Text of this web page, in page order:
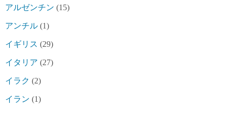
アルゼンチン (15)
アンチル (1)
イギリス (29)
イタリア (27)
イラク (2)
イラン (1)